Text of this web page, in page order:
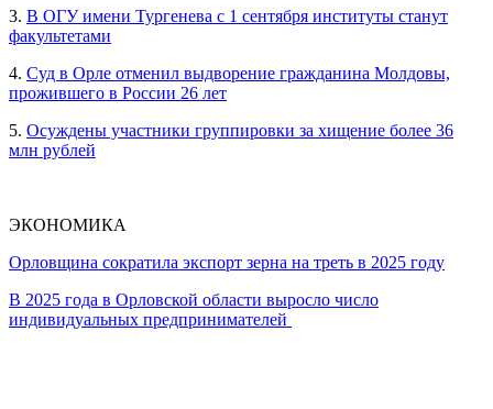
3. В ОГУ имени Тургенева с 1 сентября институты станут
факультетами
4. Суд в Орле отменил выдворение гражданина Молдовы,
прожившего в России 26 лет
5. Осуждены участники группировки за хищение более 36
млн рублей
ЭКОНОМИКА
Орловщина сократила экспорт зерна на треть в 2025 году
В 2025 года в Орловской области выросло число
индивидуальных предпринимателей